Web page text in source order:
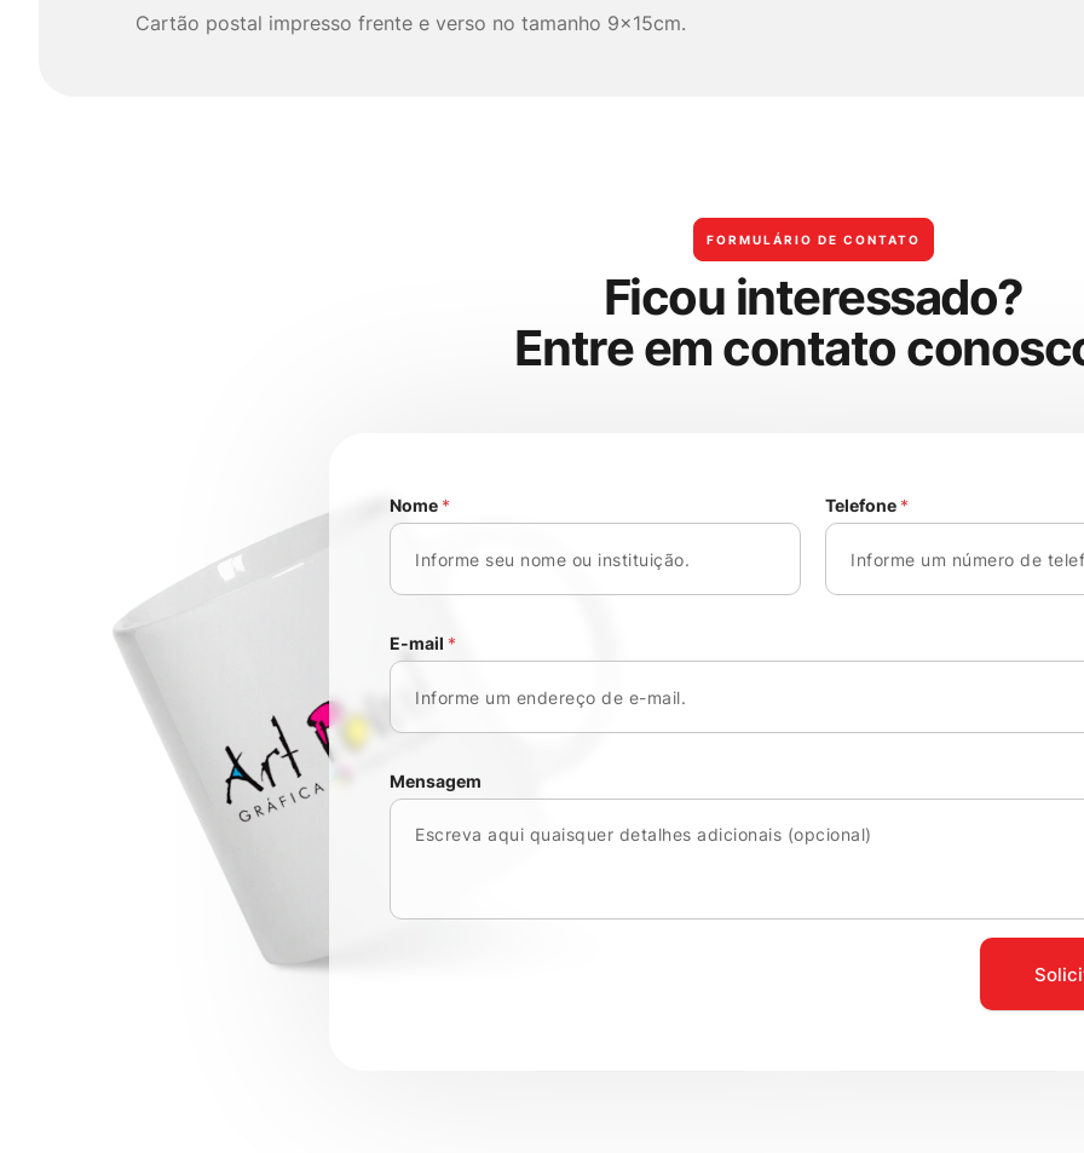
Cartão postal impresso frente e verso no tamanho 9x15cm.
FORMULÁRIO DE CONTATO
Ficouinteressado?
Entreemcontatoconosc
Nome * Telefone *
E-mail *
Mensagem